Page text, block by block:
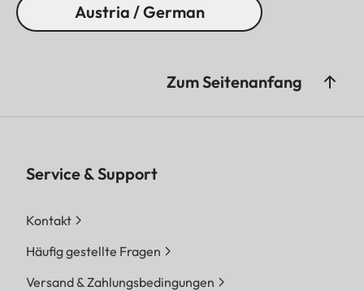
Austria / German
Zum Seitenanfang
Service & Support
Kontakt
Häufig gestellte Fragen
Versand & Zahlungsbedingungen